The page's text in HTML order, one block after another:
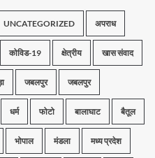
UNCATEGORIZED अपराध
कोविड-19 क्षेत्रीय खास संवाद
जबलपुर जबलपुर
धर्म फोटो बालाघाट बैतूल
भोपाल मंडला मध्य प्रदेश